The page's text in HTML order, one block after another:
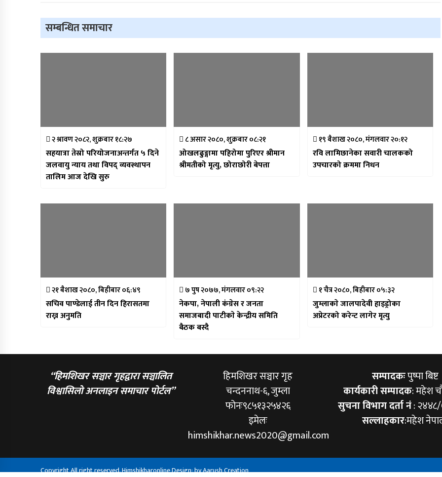
सम्बन्धित समाचार
२ श्रावण २०८२, शुक्रबार १८:२७
सहयात्रा तेस्रो परियोजनाअन्तर्गत ५ दिने
जलवायु न्याय तथा विपद् व्यवस्थापन
तालिम आज देखि सुरु
८ असार २०८०, शुक्रबार ०८:२१
ओखलढुङ्गामा पहिरोमा पुरिएर श्रीमान
श्रीमतीको मृत्यु, छोराछोरी बेपत्ता
१९ बैशाख २०८०, मंगलवार २०:१२
रवि लामिछानेका सवारी चालकको
उपचारको क्रममा निधन
२१ बैशाख २०८०, बिहीबार ०६:४९
सचिव पाण्डेलाई तीन दिन हिरासतमा
राख्न अनुमति
७ पुष २०७७, मंगलवार ०९:२२
नेकपा, नेपाली कंग्रेस र जनता
समाजबादी पाटीकाे केन्द्रीय समिति
बैठक बस्दै
१ चैत्र २०८०, बिहीबार ०५:३२
जुम्लाकाे जालपादेवी हाइड्रोका
अप्रेटरको करेन्ट लागेर मृत्यु
“हिमशिखर सञ्चार गृहद्वारा सञ्चालित
विश्वासिलो अनलाइन समाचार पोर्टल”
हिमशिखर सञ्चार गृह
चन्दननाथ-६, जुम्ला
फोनः९८५१३२५४२६
इमेलः
himshikhar.news2020@gmail.com
सम्पादकःपुष्पा बिष्ट
कार्यकारी सम्पादक: महेश
सुचना विभाग दर्ता नं:
सल्लाहकार:महेश
Copyright All right reserved. Himshikharonline Design: byAarush Creation